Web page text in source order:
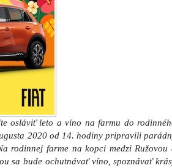
západ slnka na streche s fantastickým
Rooftop bare.
vynikajúcu zmrzlinu a výborné jedlo,
akými sú aj Magulovci pre víno.